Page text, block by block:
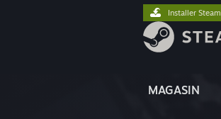
MAGASIN
Installer Steam